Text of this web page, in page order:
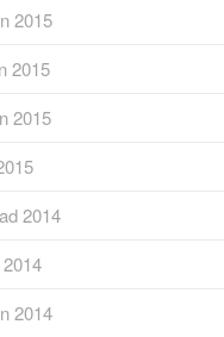
2015
2015
2015
2014
2014